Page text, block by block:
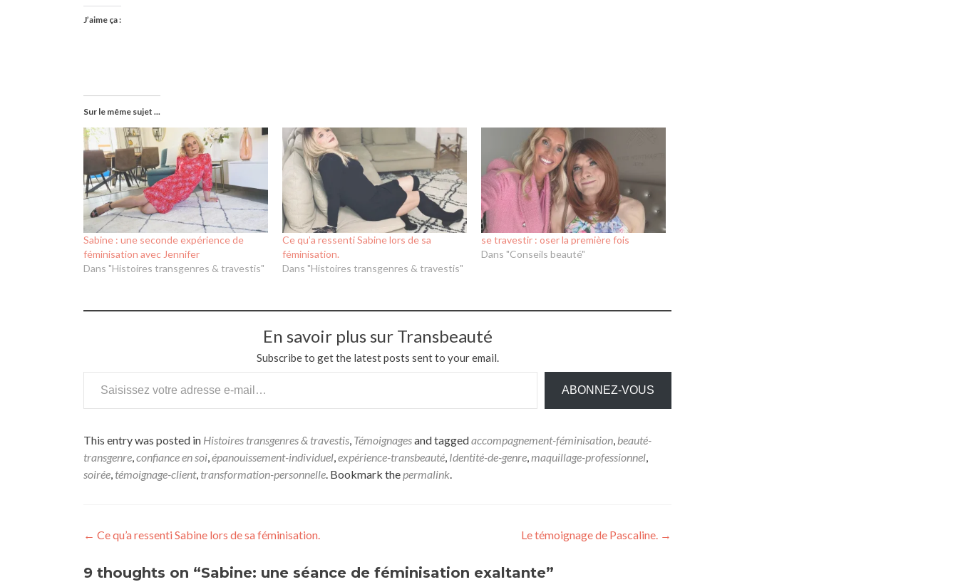
J’aime ça :
Sur le même sujet ...
Sabine : une seconde expérience de
féminisation avec Jennifer
Dans "Histoires transgenres & travestis"
Ce qu’a ressenti Sabine lors de sa
féminisation.
Dans "Histoires transgenres & travestis"
se travestir : oser la première fois
Dans "Conseils beauté"
En savoir plus sur Transbeauté
Subscribe to get the latest posts sent to your email.
ABONNEZ-VOUS
This entry was posted in Histoires transgenres & travestis, Témoignagesand taggedaccompagnement-féminisation, beauté-
transgenre,confiance en soi,épanouissement-individuel,expérience-transbeauté, Identité-de-genre,maquillage-professionnel,
soirée, témoignage-client, transformation-personnelle. Bookmark thepermalink.
← Ce qu’a ressenti Sabine lors de sa féminisation. Le témoignage de Pascaline. →
9 thoughts on “Sabine: une séance de féminisation exaltante”